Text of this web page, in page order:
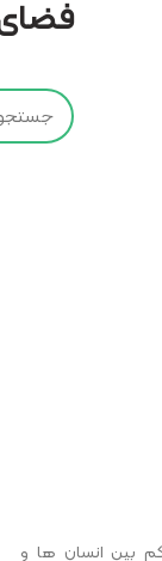
فضای
بین انسان ها و